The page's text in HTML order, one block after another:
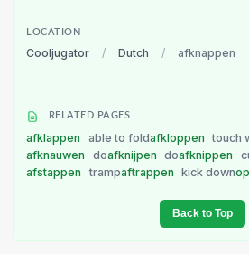
LOCATION
Cooljugator / Dutch / afknappen
RELATED PAGES
afklappen able to foldafkloppen touch
afknauwen
doafknijpen doafknippen
afstappen
trampaftrappen kick down
Back to Top